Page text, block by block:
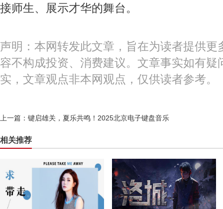
接师生、展示才华的舞台。
声明：本网转发此文章，旨在为读者提供更
容不构成投资、消费建议。文章事实如有疑
实，文章观点非本网观点，仅供读者参考。
上一篇： 键启雄关，夏乐共鸣！2025北京电子键盘音乐
相关推荐